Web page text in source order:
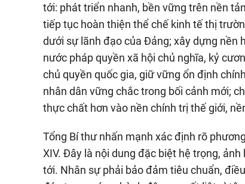
tới: phát triển nhanh, bền vững trên nền
tiếp tục hoàn thiện thể chế kinh tế thị
dưới sự lãnh đạo của Đảng; xây dựng nền
nước pháp quyền xã hội chủ nghĩa, kỷ
chủ quyền quốc gia, giữ vững ổn định
nhân dân vững chắc trong bối cảnh mới;
thực chất hơn vào nền chính trị thế giới,
Tổng Bí thư nhấn mạnh xác định rõ
XIV. Đây là nội dung đặc biệt hệ trọng,
tới. Nhân sự phải bảo đảm tiêu chuẩn,